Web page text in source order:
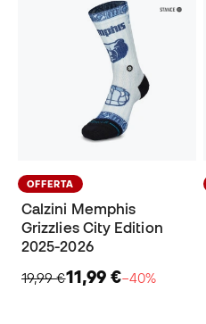
OFFERTA
Calzini Memphis
Grizzlies City Edition
2025-2026
19,99 €11,99 €−40%